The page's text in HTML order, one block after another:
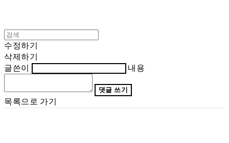
수정하기
삭제하기
글쓴이
내용
댓글 쓰기
목록으로 가기